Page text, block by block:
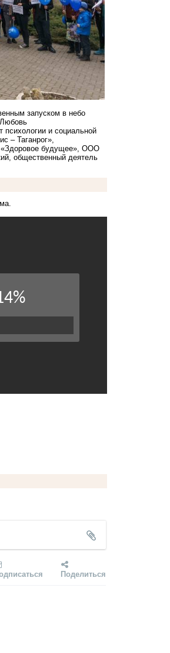
запуском в небо
психологии и социальной
– Таганрог»,
«Здоровое будущее», ООО
общественный деятель
Поделиться